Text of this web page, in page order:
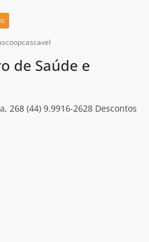
de Saúde e
268 (44) 9.9916-2628 Descontos